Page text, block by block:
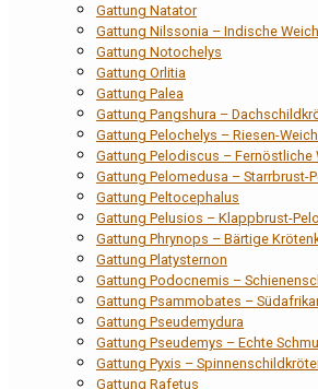
Gattung Natator
Gattung Nilssonia – Indische
Gattung Notochelys
Gattung Orlitia
Gattung Palea
Gattung Pangshura –
Gattung Pelochelys – Riesen-
Gattung Pelodiscus – Fernöstliche
Gattung Pelomedusa – Starrbrust-
Gattung Peltocephalus
Gattung Pelusios – Klappbrust-
Gattung Phrynops – Bärtige
Gattung Platysternon
Gattung Podocnemis –
Gattung Psammobates –
Gattung Pseudemydura
Gattung Pseudemys – Echte
Gattung Pyxis –
Gattung Rafetus